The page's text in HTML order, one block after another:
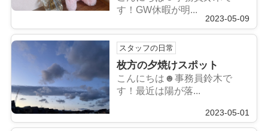
す！GW休暇が明...
2023-05-09
スタッフの日常
枚方の夕焼けスポット
こんにちは☻事務員鈴木で
す！最近は陽が落...
2023-05-01